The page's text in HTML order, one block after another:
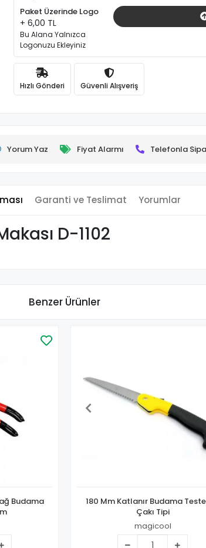
Paket Üzerinde Logo
+ 6,00 TL
Bu Alana Yalnızca
Logonuzu Ekleyiniz
Hızlı Gönderi Güvenli Alışveriş
Yorum Yaz Fiyat Alarmı Telefonla
Garanti ve Teslimat Yorumlar
D-1102
Benzer Ürünler
Budama
180 Mm Katlanır Budama
Çakı Tipi
magicool